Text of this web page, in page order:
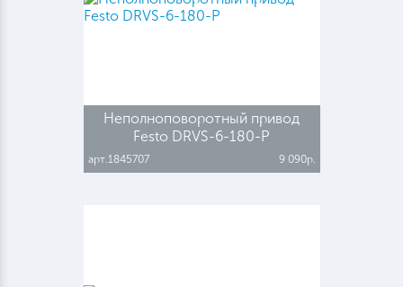
Неполноповоротный привод
Festo DRVS-6-180-P
арт.1845707 9 090р.